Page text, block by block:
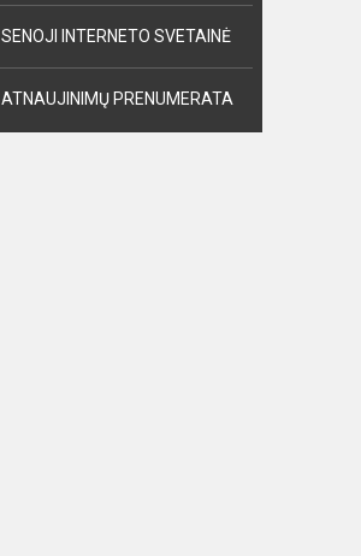
SENOJI INTERNETO SVETAINĖ
ATNAUJINIMŲ PRENUMERATA